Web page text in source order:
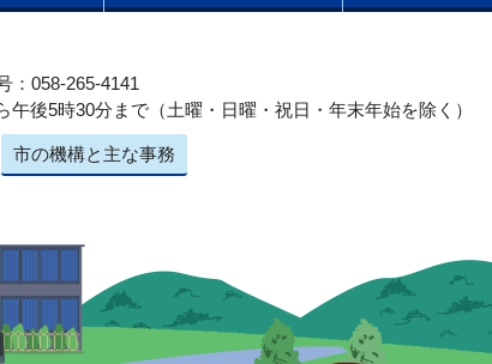
：058-265-4141
後5時30分まで（土曜・日曜・祝日・年末年始を除く）
市の機構と主な事務